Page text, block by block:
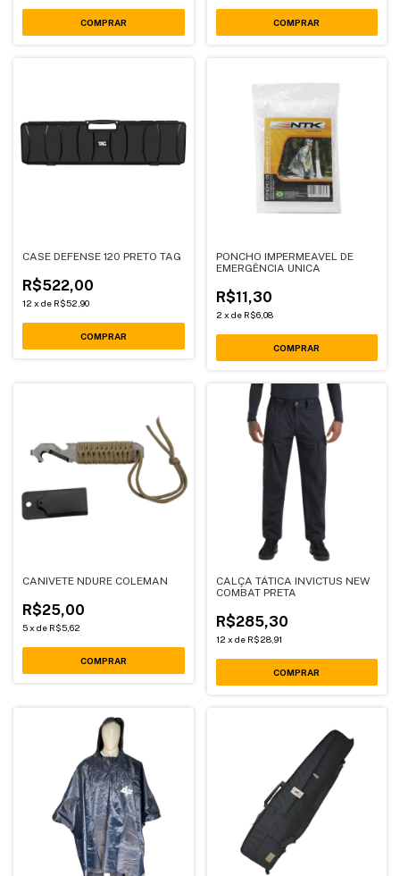
CASE DEFENSE 120 PRETO TAG
R$522,00
12 x de R$52,90
PONCHO IMPERMEAVEL DE
EMERGÊNCIA UNICA
R$11,30
2 x de R$6,08
CANIVETE NDURE COLEMAN
R$25,00
5x de R$5,62
CALÇA TÁTICA INVICTUS NEW
COMBAT PRETA
R$285,30
12 x de R$28,91
COMPRAR